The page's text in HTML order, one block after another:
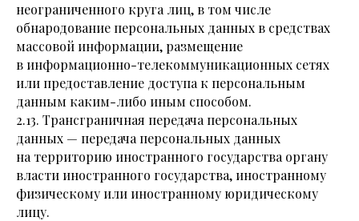
неограниченного круга лиц, в том числе
обнародование персональных данных в средствах
массовой информации, размещение
в информационно-телекоммуникационных сетях
или предоставление доступа к персональным
данным каким-либо иным способом.
2.13. Трансграничная передача персональных
данных — передача персональных данных
на территорию иностранного государства органу
власти иностранного государства, иностранному
физическому или иностранному юридическому
лицу.